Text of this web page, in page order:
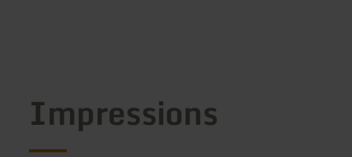
Impressions